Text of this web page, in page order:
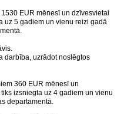
EUR mēnesī un dzīvesvietai
uz 5 gadiem un vienu reizi gadā
darbība, uzrādot noslēgtos
360 EUR mēnesī un
izsniegta uz 4 gadiem un vienu
departamentā.